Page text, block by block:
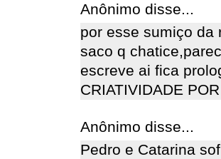
Anônimo disse...
por esse sumiço da
saco q
escreve ai fica
CRIATIVIDADE
Anônimo disse...
Pedro e Catarina